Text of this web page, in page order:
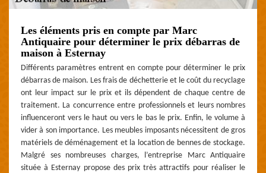
Les éléments pris en compte par Marc
Antiquaire pour déterminer le prix débarras de
maison à Esternay
Différents paramètres entrent en compte pour déterminer le prix
débarras de maison. Les frais de déchetterie et le coût du recyclage
ont leur impact sur le prix et ils dépendent de chaque centre de
traitement. La concurrence entre professionnels et leurs nombres
influenceront vers le haut ou vers le bas le prix. Enfin, le volume à
vider à son importance. Les meubles imposants nécessitent de gros
matériels de déménagement et la location de bennes de stockage.
Malgré ses nombreuses charges, l’entreprise Marc Antiquaire
située à Esternay propose des prix très attractifs pour réaliser le